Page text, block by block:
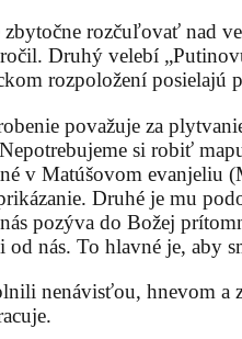
rozčuľovať nad
Druhý velebí
rozpoložení
považuje za
si robiť
v Matúšovom
Druhé je mu
pozýva do Božej
nás. To hlavné je, aby
nenávisťou, hnevom